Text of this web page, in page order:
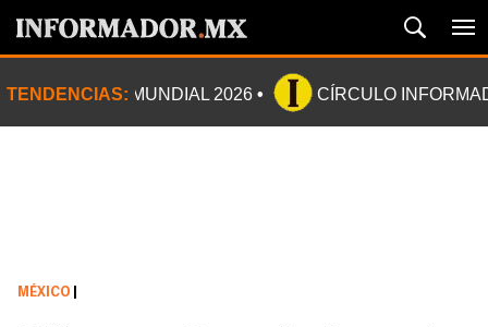
TENDENCIAS: MUNDIAL 2026 CÍRCULO
MÉXICO